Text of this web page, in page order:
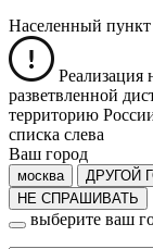
Населенный пункт
Реализация
разветвленной
территорию
списка слева
Ваш город
москва ДРУГОЙ
НЕ СПРАШИВАТЬ
выберите ваш